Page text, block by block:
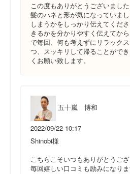
この度もありがとうございました
髪のハネと形が気になっていま
しまうかをしっかり伝えてくだ
きるかを分かりやすく伝えてか
で毎回、何も考えずにリラック
つ、スッキリして帰ることがで
くお願い致します。
五十嵐 博和
2022/09/22 10:17
Shinobi様
こちらこそいつもありがとうござ
毎回嬉しい口コミも励みになり